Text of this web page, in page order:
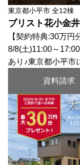
東京都小平市 全12棟
ブリスト花小金井
【契約特典:30万円
8/8(土)11:00～
あり♪東京都小平市
資料請求